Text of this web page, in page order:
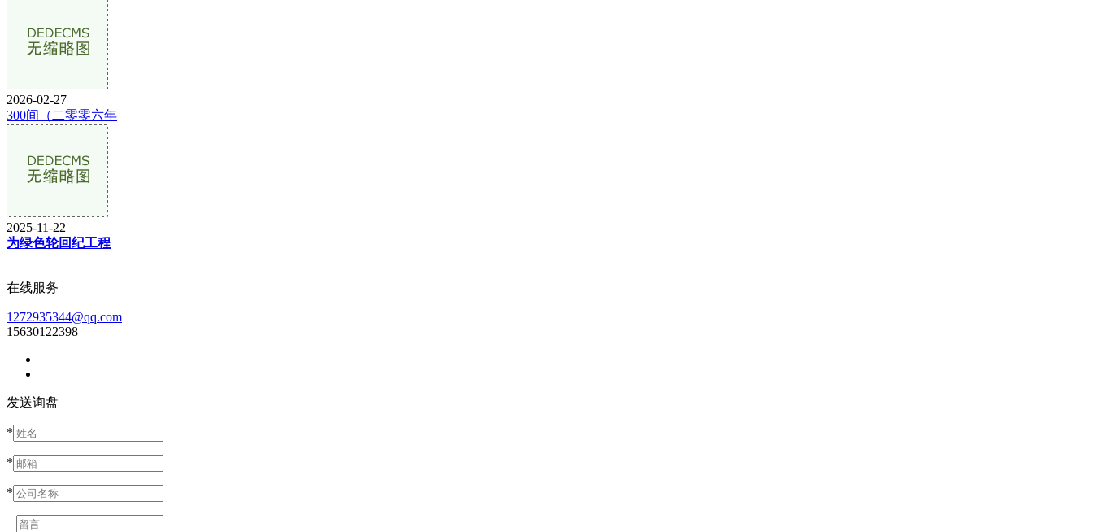
2026-02-27
300间（二零零六年
2025-11-22
为绿色轮回纪工程
在线服务
1272935344@qq.com
15630122398
发送询盘
*
*
*